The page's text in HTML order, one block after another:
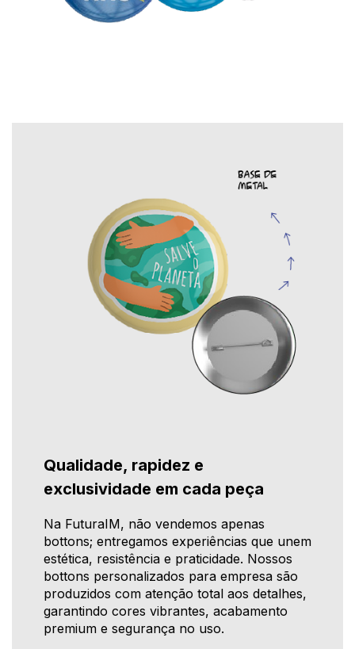
Qualidade, rapidez e
exclusividade em cada peça
Na FuturaIM, não vendemos apenas
bottons; entregamos experiências que unem
estética, resistência e praticidade. Nossos
bottons personalizados para empresa são
produzidos com atenção total aos detalhes,
garantindo cores vibrantes, acabamento
premium e segurança no uso.